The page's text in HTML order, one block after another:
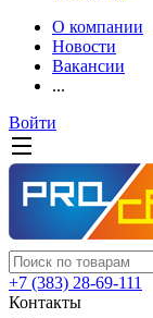
О компании
Новости
Вакансии
...
Войти
+7 (383) 28-69-111
Контакты